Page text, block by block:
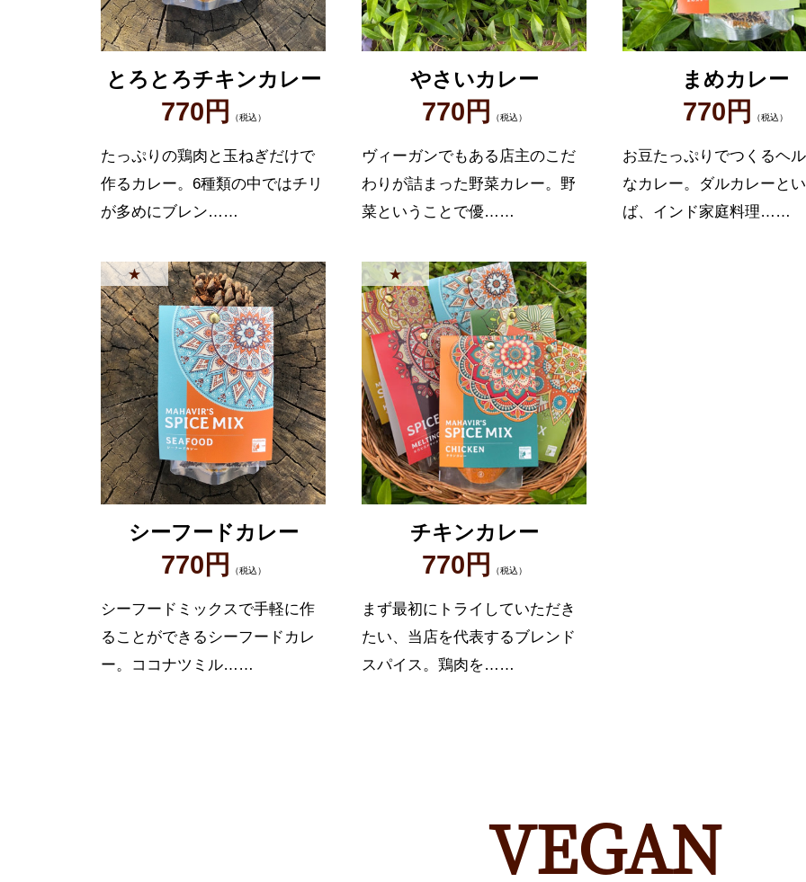
とろとろチキンカレー
770円 （税込）
たっぷりの鶏肉と玉ねぎだけで
作るカレー。6種類の中ではチリ
が多めにブレン……
やさいカレー
770円 （税込）
ヴィーガンでもある店主のこだ
わりが詰まった野菜カレー。野
菜ということで優……
まめカレー
770円 （税込）
お豆たっぷりでつくるヘ
なカレー。ダルカレーと
ば、インド家庭料理……
★
シーフードカレー
770円 （税込）
シーフードミックスで手軽に作
ることができるシーフードカレ
ー。ココナツミル……
★
チキンカレー
770円 （税込）
まず最初にトライしていただき
たい、当店を代表するブレンド
スパイス。鶏肉を……
VEGAN